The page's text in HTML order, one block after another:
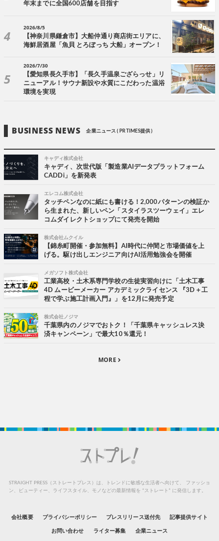
年末までに全国600店舗を目指す
2026/8/5
【神奈川県鎌倉市】大船仲通り商店街エリアに、
海鮮居酒屋「魚貝 とろぼっち 大船」オープン！
2026/7/30
【愛知県長久手市】「長久手温泉ござらっせ」リ
ニューアル！サウナ新設や水質にこだわった温浴
環境を実現
BUSINESS NEWS 企業ニュース ( PR TIMES提供 )
キャディ株式会社
キャディ、次世代版「製造業AIデータプラットフォーム
CADDi」を新発表
エレコム株式会社
タッチペンなのに紙にも書ける！2,000パターンの検証か
ら生まれた、新しいペン「スタイラスツーウェイ」エレ
コムダイレクトショップにて発売を開始
株式会社ムクイル
【錦糸町開催・参加無料】AI時代に仲間と市場価値を上
げる。駆け出しエンジニア向けAI活用勉強会を開催
メガソフト株式会社
工業高校・土木系専門学校の生徒実習向けに「土木工事
4D ムービーメーカー アカデミックライセンス 『3D＋工
程で学ぶ施工計画入門』」を12月に発売予定
株式会社ノジマ
千葉県内のノジマでおトク！「千葉県キャッシュレス決
済キャンペーン」で最大10％還元！
MORE
STRAIGHT PRESS（ストレートプレス）は、トレンドに敏感な生活者へ向けて、
ファッショ
ン、ビューティー、ライフスタイル、モノなどの最新情報を “ストレート” に発信します。
会社概要 プライバシーポリシー プレスリリース送付先 記事提供サイト
お問い合わせ ライター募集 企業ニュース